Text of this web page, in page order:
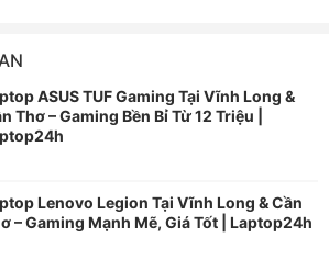
ASUS TUF Gaming Tại Vĩnh Long &
Thơ – Gaming Bền Bỉ Từ 12 Triệu |
Lenovo Legion Tại Vĩnh Long & Cần
– Gaming Mạnh Mẽ, Giá Tốt | Laptop24h